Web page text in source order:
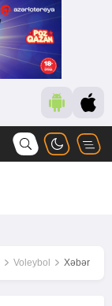
Voleybol Xəbər